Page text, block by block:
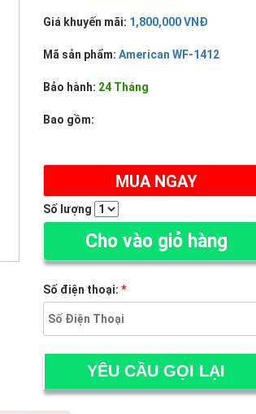
Giá khuyến mãi: 1,800,000 VNĐ
Mã sản phẩm: American WF-1412
Bảo hành: 24 Tháng
Bao gồm:
MUA NGAY
Số lượng
Cho vào giỏ hàng
Số điện thoại: *